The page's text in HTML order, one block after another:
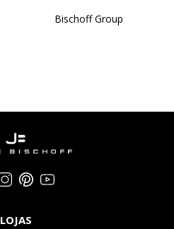
Bischoff Group
LOJAS